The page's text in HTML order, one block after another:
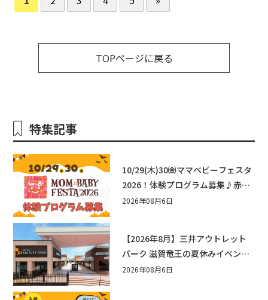
TOPページに戻る
特集記事
10/29(木)30㈮ママベビーフェスタ
2026！体験プログラム募集♪赤ち
ゃん向けイベントに出演しません
2026年08月6日
【2026年8月】三井アウトレット
パーク 滋賀竜王の夏休みイベント
まとめ！びしょぬれ水あそび・激
2026年08月6日